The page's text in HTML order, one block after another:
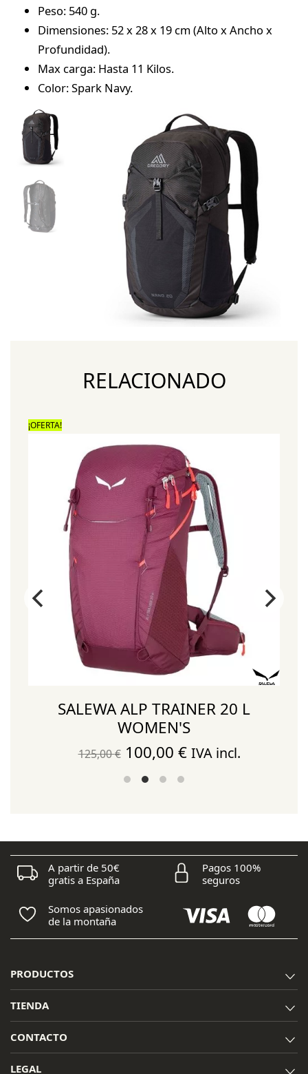
Peso: 540 g.
Dimensiones: 52 x 28 x 19 cm (Alto x Ancho x
Profundidad).
Max carga: Hasta 11 Kilos.
Color: Spark Navy.
RELACIONADO
¡OFERTA!
SALEWA ALP TRAINER 20 L
WOMEN'S
125,00€ El
precio
125,00 €.
100,00 €El
100,00 €.
IVA incl.
A partir de 50€
gratis a España
Pagos 100%
seguros
Somos apasionados
de la montaña
PRODUCTOS
TIENDA
CONTACTO
LEGAL